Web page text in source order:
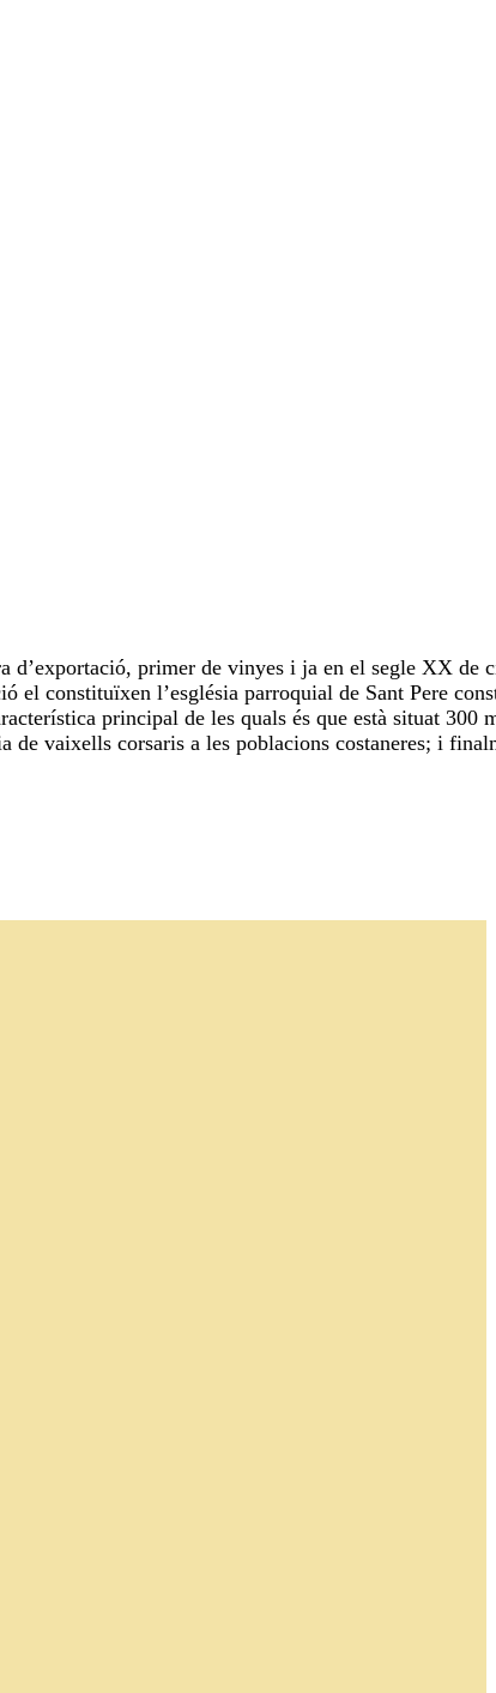
d’exportació, primer de vinyes i ja en el segle XX de
constituïxen l’església parroquial de Sant Pere
principal de les quals és que està situat 300
vaixells corsaris a les poblacions costaneres; i